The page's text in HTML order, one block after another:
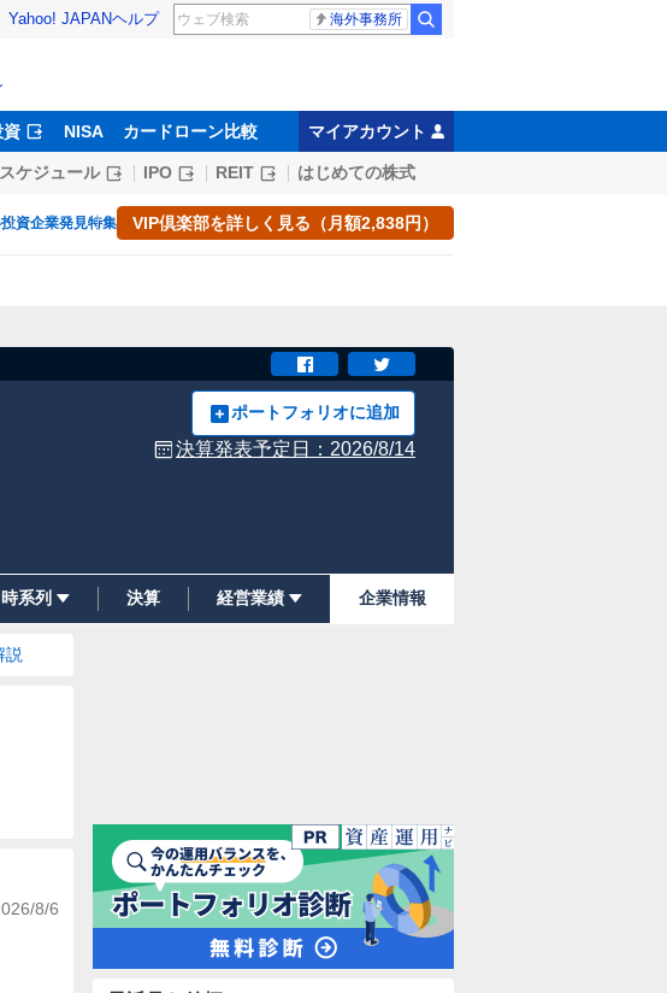
Yahoo! JAPANヘルプ 海外事務所
資 NISA カードローン比較 マイアカウント
ケジュール IPO REIT はじめての株式
資企業発見特集 VIP倶楽部を詳しく見る（月額2,838円）
ポートフォリオに追加
決算発表予定日： 2026/8/14
時系列 決算 経営業績 企業情報
説
8/6